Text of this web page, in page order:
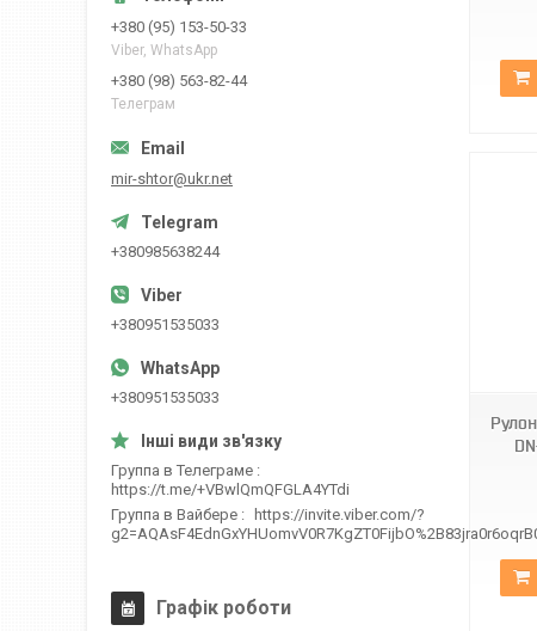
+380 (95) 153-50-33
Viber, WhatsApp
+380 (98) 563-82-44
Телеграм
mir-shtor@ukr.net
+380985638244
+380951535033
+380951535033
Группа в Телеграме
https://t.me/+VBwlQmQFGLA4YTdi
Группа в Вайбере
https://invite.viber.com/?
Графік роботи